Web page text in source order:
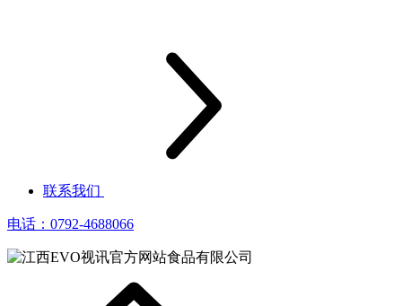
联系我们
电话：0792-4688066